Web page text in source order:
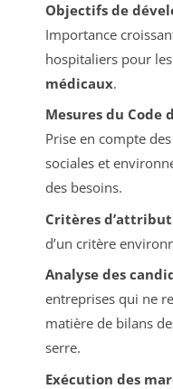
Objectifs de
Importance
hospitaliers pour les
médicaux.
Mesures du Code
Prise en compte
sociales et
des besoins.
Critères
d’un critère
Analyse des
entreprises qui ne
matière de bilans
serre.
Exécution des